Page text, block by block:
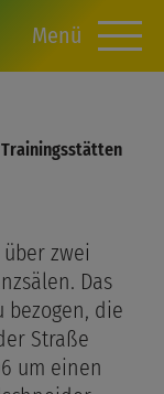
Trainingsstätten
zwei
Das
bezogen, die
Straße
um einen
Menü